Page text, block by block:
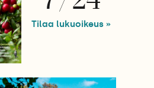
Tilaa lukuoikeus »